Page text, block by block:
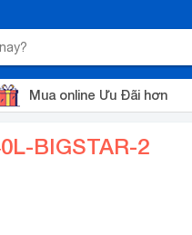
Mua online Ưu Đãi hơn
BIGSTAR-2